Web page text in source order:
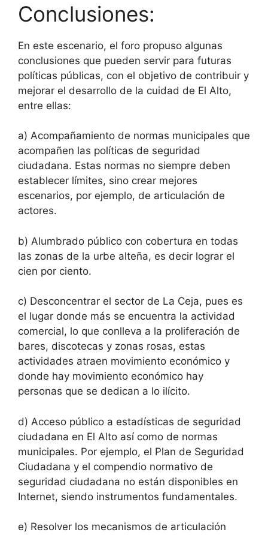
Conclusiones:
En este escenario, el foro propuso algunas
conclusiones que pueden servir para futuras
políticas públicas, con el objetivo de contribuir y
mejorar el desarrollo de la cuidad de El Alto,
entre ellas:
a) Acompañamiento de normas municipales que
acompañen las políticas de seguridad
ciudadana. Estas normas no siempre deben
establecer límites, sino crear mejores
escenarios, por ejemplo, de articulación de
actores.
b) Alumbrado público con cobertura en todas
las zonas de la urbe alteña, es decir lograr el
cien por ciento.
c) Desconcentrar el sector de La Ceja, pues es
el lugar donde más se encuentra la actividad
comercial, lo que conlleva a la proliferación de
bares, discotecas y zonas rosas, estas
actividades atraen movimiento económico y
donde hay movimiento económico hay
personas que se dedican a lo ilícito.
d) Acceso público a estadísticas de seguridad
ciudadana en El Alto así como de normas
municipales. Por ejemplo, el Plan de Seguridad
Ciudadana y el compendio normativo de
seguridad ciudadana no están disponibles en
Internet, siendo instrumentos fundamentales.
e) Resolver los mecanismos de articulación